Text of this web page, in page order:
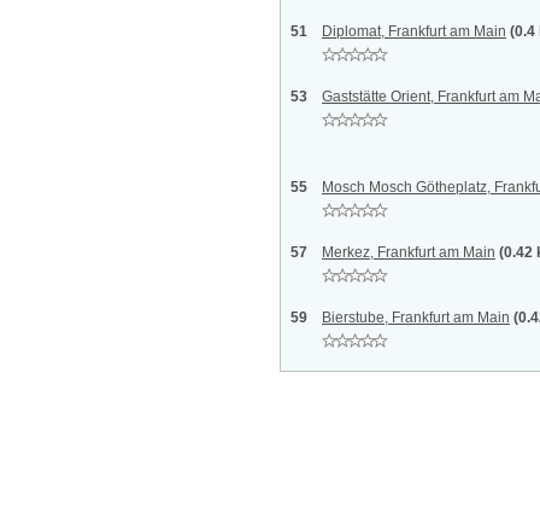
51 Diplomat, Frankfurt am Main (0.4
53 Gaststätte Orient, Frankfurt am
55 Mosch Mosch Götheplatz,
57 Merkez, Frankfurt am Main (0.42
59 Bierstube, Frankfurt am Main